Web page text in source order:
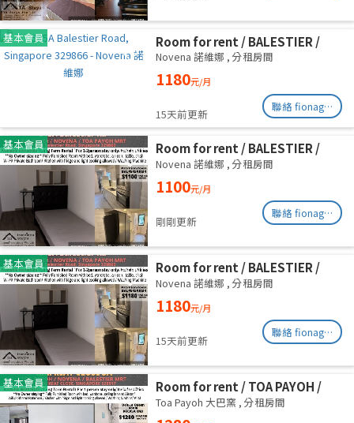
基本會員
Room for rent / BALESTIER /
NOVENA / Common room / 1pax
stay / Available immediate
Novena 諾維娜 , 分租房間
1180元/月
15天前更新
聯絡 fionag@transinex.com.sg
基本會員
Room for rent / BALESTIER /
NOVENA / Common room / 1pax
stay / Available immediate
Novena 諾維娜 , 分租房間
1100元/月
剛剛更新
聯絡 fionag@transinex.com.sg
基本會員
Room for rent / BALESTIER /
NOVENA / Common room / 1pax
stay / Available immediate
Novena 諾維娜 , 分租房間
1180元/月
15天前更新
聯絡 fionag@transinex.com.sg
基本會員
Room for rent / TOA PAYOH /
NOVENA / Common room / 1pax
stay / Available immediate
Toa Payoh 大巴窯 , 分租房間